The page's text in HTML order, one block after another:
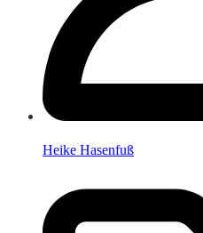
Heike Hasenfuß